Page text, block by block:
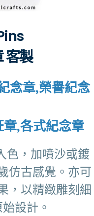
客製
念章,榮譽紀念
,各式紀念章
色，加噴沙或鍍
仿古感覺。亦可
，以精緻雕刻細
設計。